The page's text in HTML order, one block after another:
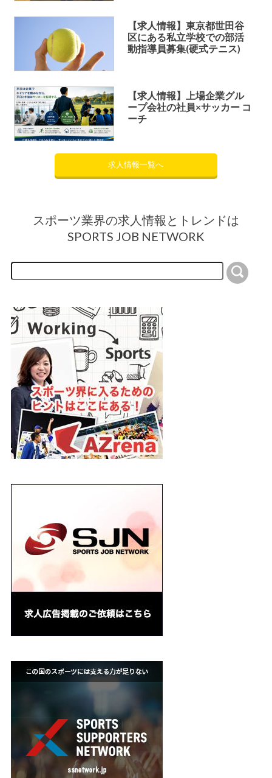
【求人情報】東京都世田谷
区にある私立学校での部活
動指導員募集(硬式テニス)
【求人情報】上場企業グル
ープ会社の社員×サッカー コ
ーチ
求人情報一覧へ
スポーツ業界の求人情報とトレンドは
SPORTS JOB NETWORK